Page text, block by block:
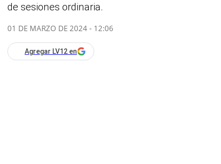
de sesiones ordinaria.
01 DE MARZO DE 2024 - 12:06
Agregar LV12 en